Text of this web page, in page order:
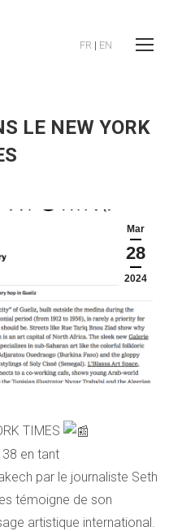
FR | EN
LE NEW YORK
Mar
28
2024
TIMES
en tant
par le journaliste Seth
témoigne de son
artistique international.